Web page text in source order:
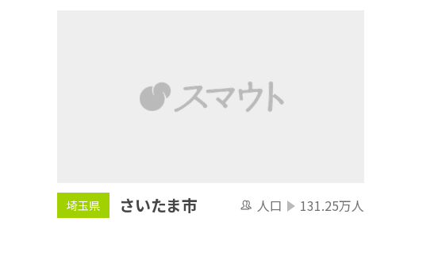
埼玉県 さいたま市 人口 131.25万人